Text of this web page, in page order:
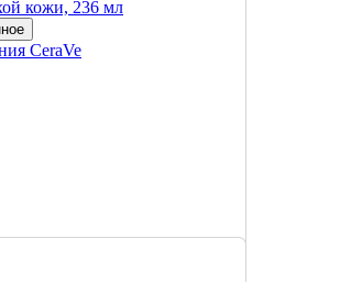
CeraVe